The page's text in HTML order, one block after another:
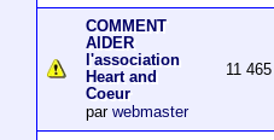
COMMENT
AIDER
l'association
Heart and
Coeur
par webmaster
11 465